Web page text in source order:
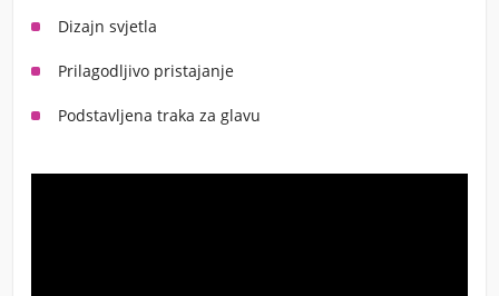
Dizajn svjetla
Prilagodljivo pristajanje
Podstavljena traka za glavu